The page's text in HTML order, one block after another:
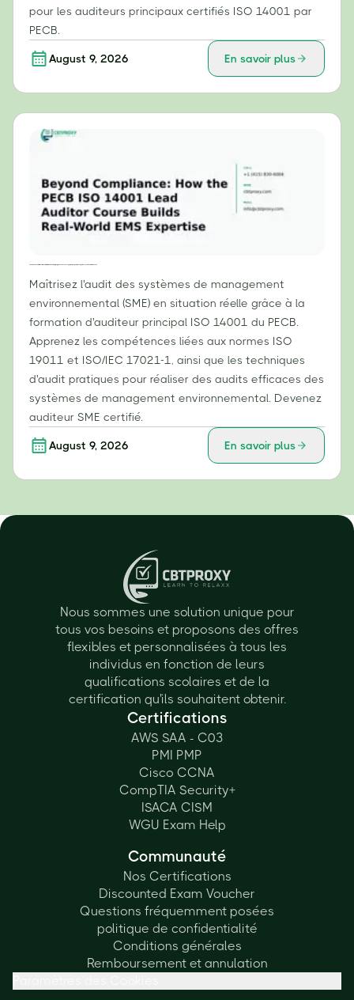
pour les auditeurs principaux certifiés ISO 14001 par
PECB.
August 9, 2026 En savoir plus
Maîtrisez l'audit des systèmes de management
environnemental (SME) en situation réelle grâce à la
formation d'auditeur principal ISO 14001 du PECB.
Apprenez les compétences liées aux normes ISO
19011 et ISO/IEC 17021-1, ainsi que les techniques
d'audit pratiques pour réaliser des audits efficaces des
systèmes de management environnemental. Devenez
auditeur SME certifié.
August 9, 2026 En savoir plus
Nous sommes une solution unique pour
tous vos besoins et proposons des offres
flexibles et personnalisées à tous les
individus en fonction de leurs
qualifications scolaires et de la
certification qu'ils souhaitent obtenir.
Certifications
AWS SAA - C03
PMI PMP
Cisco CCNA
CompTIA Security+
ISACA CISM
WGU Exam Help
Communauté
Nos Certifications
Discounted Exam Voucher
Questions fréquemment posées
politique de confidentialité
Conditions générales
Remboursement et annulation